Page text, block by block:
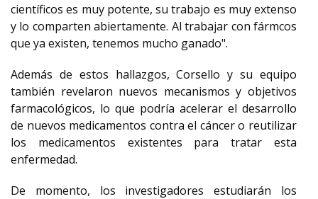
científicos es muy potente, su trabajo es muy extenso
y lo comparten abiertamente. Al trabajar con fármcos
que ya existen, tenemos mucho ganado".
Además de estos hallazgos, Corsello y su equipo
también revelaron nuevos mecanismos y objetivos
farmacológicos, lo que podría acelerar el desarrollo
de nuevos medicamentos contra el cáncer o reutilizar
los medicamentos existentes para tratar esta
enfermedad.
De momento, los investigadores estudiarán los